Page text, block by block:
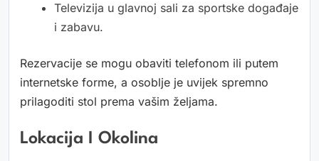
Televizija u glavnoj sali za sportske događaje
i zabavu.
Rezervacije se mogu obaviti telefonom ili putem
internetske forme, a osoblje je uvijek spremno
prilagoditi stol prema vašim željama.
Lokacija I Okolina